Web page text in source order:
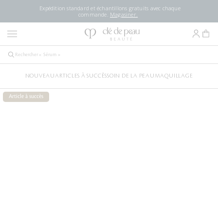
Expédition standard et échantillons gratuits avec chaque
commande. Magasiner.
NOUVEAUARTICLES À SUCCÈSSOIN DE LA PEAUMAQUILLAGE
Article à succès